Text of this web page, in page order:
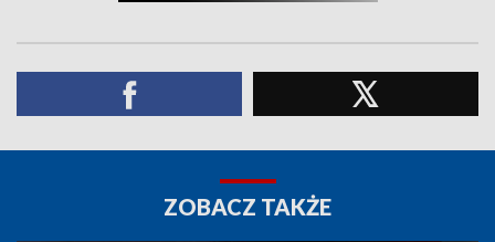
ZOBACZ TAKŻE